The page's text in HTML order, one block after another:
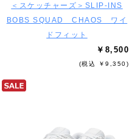
＜スケッチャーズ＞SLIP-INS
BOBS SQUAD CHAOS ワイ
ドフィット
￥8,500
(税込 ￥9,350)